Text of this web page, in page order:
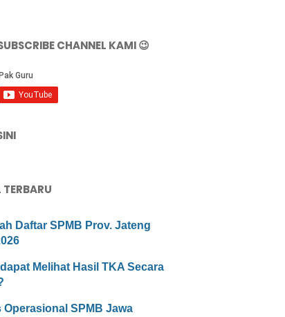
CHANNEL KAMI 😉
Daftar SPMB Prov. Jateng
Melihat Hasil TKA Secara
SPMB Jawa